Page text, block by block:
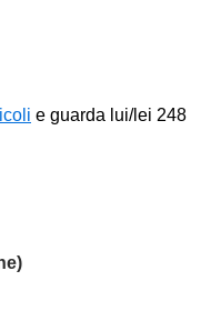
e guarda lui/lei 248